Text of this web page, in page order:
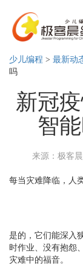
少儿编程 > 最新动
吗
新冠
智
来源：极客
每当灾难降临，人
是的，它们能深入
时作业、没有抱怨
灾难中的福音。